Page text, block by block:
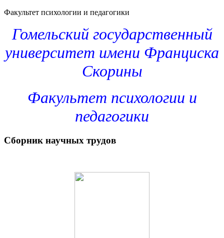
Факультет психологии и педагогики
Гомельский государственный
университет имени Франциска
Скорины
Факультет психологии и
педагогики
Сборник научных трудов